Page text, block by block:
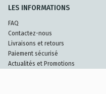
LES INFORMATIONS
FAQ
Contactez-nous
Livraisons et retours
Paiement sécurisé
Actualités et Promotions